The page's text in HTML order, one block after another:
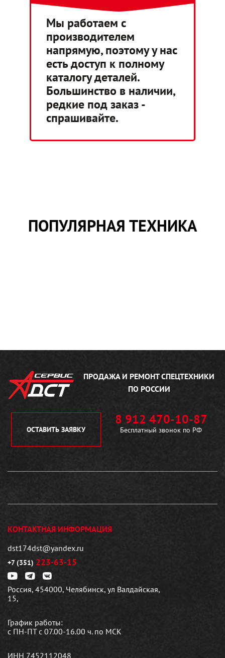
Мы работаем с
производителем
напрямую, поэтому у нас
есть доступ к полному
каталогу деталей.
Большинство в наличии,
редкие под заказ -
спрашивайте.
ПОПУЛЯРНАЯ ТЕХНИКА
ПРОДАЖА И РЕМОНТСПЕЦТЕХНИКИ
ПО РОССИИ
ОСТАВИТЬ ЗАЯВКУ
8 912 470-10-87
Бесплатный звонок по РФ
КОНТАКТНАЯ ИНФОРМАЦИЯ
dst174dst@yandex.ru
+7 (351) 223-63-15
Россия, 454000, Челябинск, ул Валдайская,
15,
График работы:
с ПН-ПТ с 07.00-16.00 ч. по МСК
ИНН 7452112048